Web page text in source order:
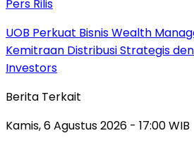
Pers Rilis
UOB Perkuat Bisnis Wealth
Kemitraan Distribusi Strategis
Investors
Berita Terkait
Kamis, 6 Agustus 2026 - 17:00 WIB